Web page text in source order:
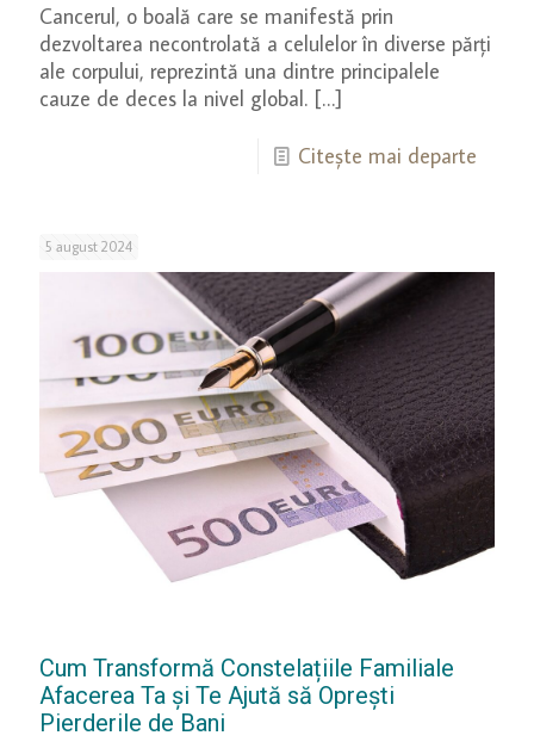
Cancerul, o boală care se manifestă prin
dezvoltarea necontrolată a celulelor în diverse părți
ale corpului, reprezintă una dintre principalele
cauze de deces la nivel global. […]
Citește mai departe
5 august 2024
Cum Transformă Constelațiile Familiale
Afacerea Ta și Te Ajută să Oprești
Pierderile de Bani